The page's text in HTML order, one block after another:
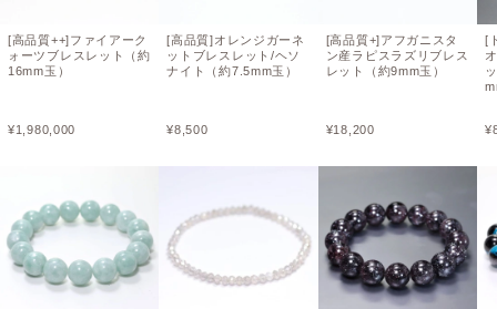
[高品質++]ファイアーク
ォーツブレスレット（約
16mm玉）
¥1,980,000
[高品質]オレンジガーネ
ットブレスレット/ヘソ
ナイト（約7.5mm玉）
¥8,500
[高品質+]アフガニスタ
ン産ラピスラズリブレス
レット（約9mm玉）
¥18,200
[
¥